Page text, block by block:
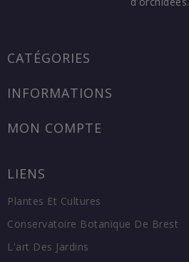
CATÉGORIES
INFORMATIONS
MON COMPTE
LIENS
Plantes Et Cultures
Conservatoire Botanique De Brest
L'art Des Jardins